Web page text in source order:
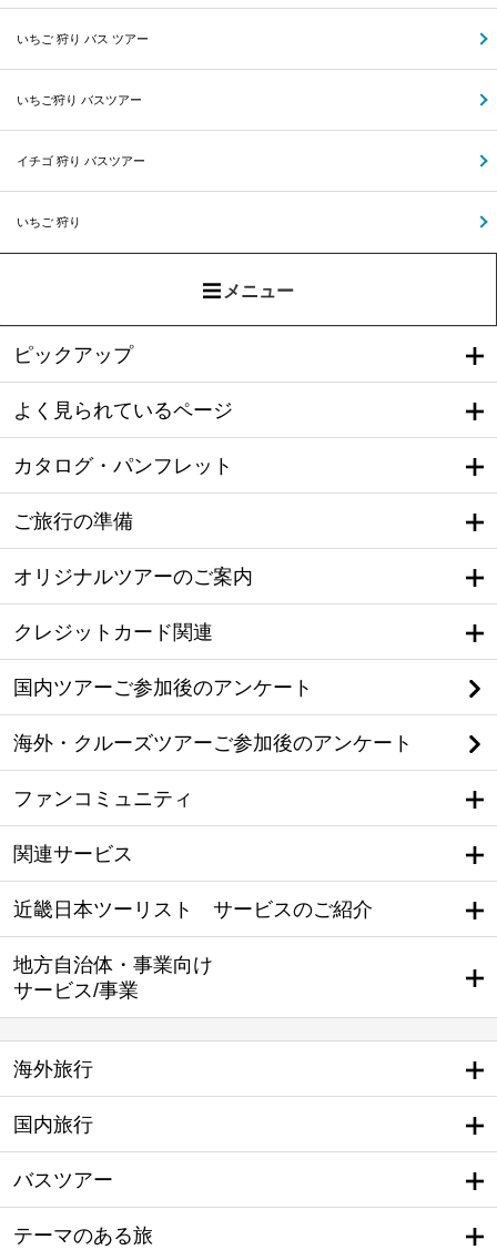
いちご 狩り バス ツアー
いちご狩り バスツアー
イチゴ 狩り バスツアー
いちご 狩り
メニュー
ピックアップ
よく見られているページ
カタログ・パンフレット
ご旅行の準備
オリジナルツアーのご案内
クレジットカード関連
国内ツアーご参加後のアンケート
海外・クルーズツアーご参加後のアンケート
ファンコミュニティ
関連サービス
近畿日本ツーリスト サービスのご紹介
地方自治体・事業向け
サービス/事業
海外旅行
国内旅行
バスツアー
テーマのある旅